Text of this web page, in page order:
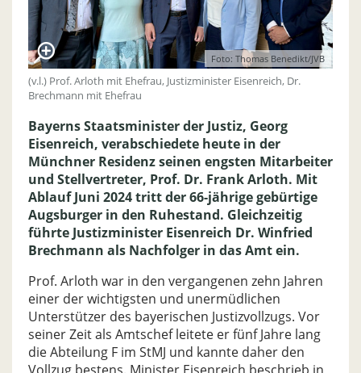
Foto: Thomas Benedikt/JVB
(v.l.) Prof. Arloth mit Ehefrau, Justizminister Eisenreich, Dr.
Brechmann mit Ehefrau
Bayerns Staatsminister der Justiz, Georg
Eisenreich, verabschiedete heute in der
Münchner Residenz seinen engsten Mitarbeiter
und Stellvertreter, Prof. Dr. Frank Arloth. Mit
Ablauf Juni 2024 tritt der 66-jährige gebürtige
Augsburger in den Ruhestand. Gleichzeitig
führte Justizminister Eisenreich Dr. Winfried
Brechmann als Nachfolger in das Amt ein.
Prof. Arloth war in den vergangenen zehn Jahren
einer der wichtigsten und unermüdlichen
Unterstützer des bayerischen Justizvollzugs. Vor
seiner Zeit als Amtschef leitete er fünf Jahre lang
die Abteilung F im StMJ und kannte daher den
Vollzug bestens. Minister Eisenreich beschrieb in